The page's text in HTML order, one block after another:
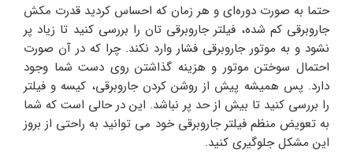
حتما به صورت دوره‌ای و هر زمان که احساس کردید قدرت مکش
جاروبرقی کم شده، فیلتر جاروبرقی تان را بررسی کنید تا زیاد پر
نشود و به موتور جاروبرقی فشار وارد نکند. چرا که در آن صورت
احتمال سوختن موتور و هزینه گذاشتن روی دست شما وجود
دارد. پس همیشه پیش از روشن کردن جاروبرقی، کیسه و فیلتر
را بررسی کنید تا بیش از حد پر نباشد. این در حالی است که شما
به تعویض منظم فیلتر جاروبرقی خود می توانید به راحتی از بروز
این مشکل جلوگیری کنید.